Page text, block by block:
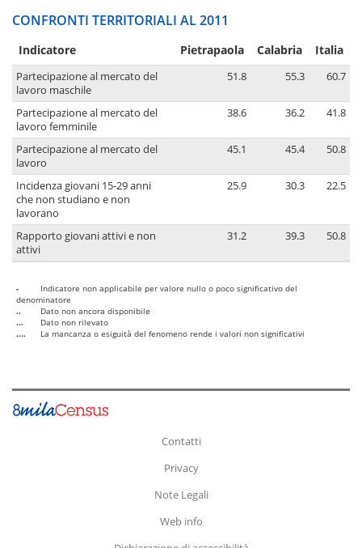
CONFRONTI TERRITORIALI AL 2011
Indicatore Pietrapaola Calabria Italia
Partecipazione al mercato del
lavoro maschile
51.8 55.3 60.7
Partecipazione al mercato del
lavoro femminile
38.6 36.2 41.8
Partecipazione al mercato del
lavoro
45.1 45.4 50.8
Incidenza giovani 15-29 anni
che non studiano e non
lavorano
25.9 30.3 22.5
Rapporto giovani attivi e non
attivi
31.2 39.3 50.8
-
Indicatore non applicabile per valore nullo o poco significativo del
denominatore
..
Dato non ancora disponibile
...
Dato non rilevato
....
La mancanza o esiguità del fenomeno rende i valori non significativi
Contatti
Privacy
Note Legali
Web info